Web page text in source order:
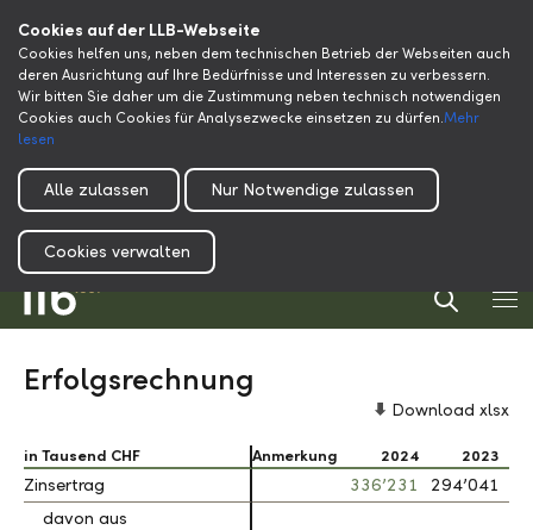
Cookies auf der LLB-Webseite
Cookies helfen uns, neben dem technischen Betrieb der Webseiten auch
deren Ausrichtung auf Ihre Bedürfnisse und Interessen zu verbessern.
Wir bitten Sie daher um die Zustimmung neben technisch notwendigen
Cookies auch Cookies für Analysezwecke einsetzen zu dürfen.Mehr
lesen
Alle zulassen Nur Notwendige zulassen
Cookies verwalten
Erfolgsrechnung
Download xlsx
in Tausend CHF Anmerkung 2024 2023
Zinsertrag 336’231 294’041
davon aus
in Tausend CHF
Zinsertrag
davon aus